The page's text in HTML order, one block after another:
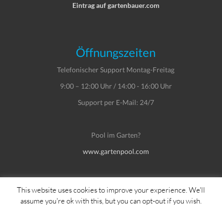
Eintrag auf gartenbauer.com
Öffnungszeiten
Telefonischer Support Montag-Freitag
9:00 – 12:00 Uhr / 14:00 - 16:00 Uhr
Support per E-Mail: 24/7
Pool im Garten?
www.gartenpool.com
This website uses cookies to improve your experience. We'll
assume you're ok with this, but you can opt-out if you wish.